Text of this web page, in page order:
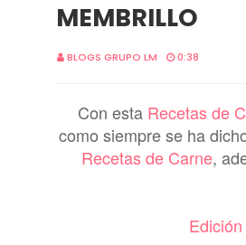
MEMBRILLO
BLOGS GRUPO LM 0:38
Con esta Recetas de
como siempre se ha
Recetas de Carne,